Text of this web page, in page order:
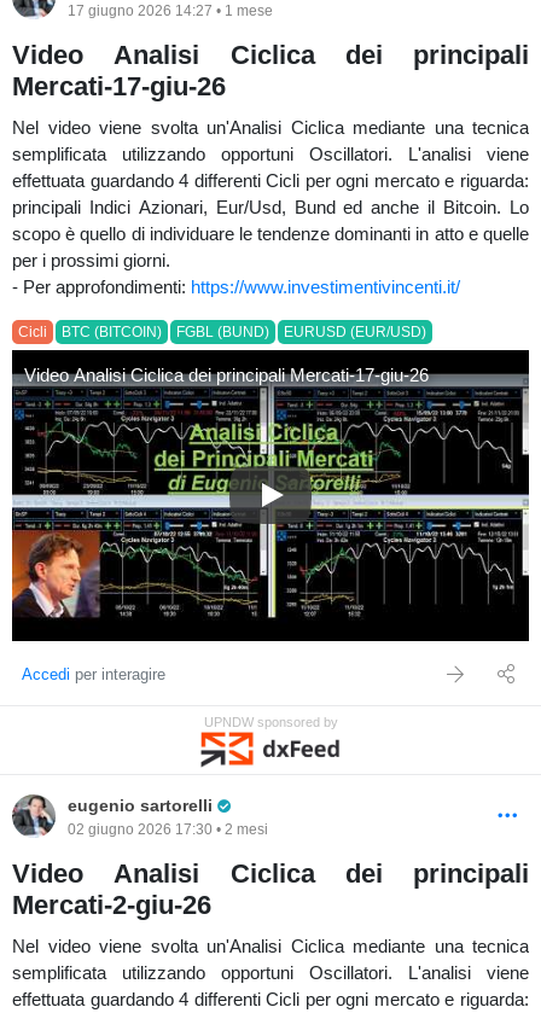
17 giugno 2026 14:27 • 1 mese
Video Analisi Ciclica dei principali
Mercati-17-giu-26
Nel video viene svolta un'Analisi Ciclica mediante una tecnica
semplificata utilizzando opportuni Oscillatori. L'analisi viene
effettuata guardando 4 differenti Cicli per ogni mercato e riguarda:
principali Indici Azionari, Eur/Usd, Bund ed anche il Bitcoin. Lo
scopo è quello di individuare le tendenze dominanti in atto e quelle
per i prossimi giorni.
- Per approfondimenti: https://www.investimentivincenti.it/
Cicli BTC (BITCOIN) FGBL (BUND) EURUSD (EUR/USD)
Video Analisi Ciclica dei principali Mercati-17-giu-26
Video Analisi Ciclica dei
Accedi per interagire
UPNDW sponsored by
eugenio sartorelli
02 giugno 2026 17:30 • 2 mesi
Video Analisi Ciclica dei principali
Mercati-2-giu-26
Nel video viene svolta un'Analisi Ciclica mediante una tecnica
semplificata utilizzando opportuni Oscillatori. L'analisi viene
effettuata guardando 4 differenti Cicli per ogni mercato e riguarda: